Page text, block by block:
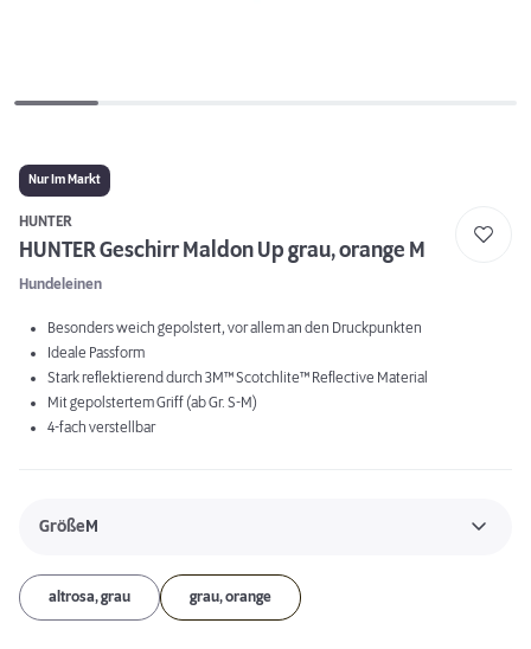
Nur Im Markt
HUNTER
HUNTER Geschirr Maldon Up grau, orange M
Hundeleinen
Besonders weich gepolstert, vor allem an den Druckpunkten
Ideale Passform
Stark reflektierend durch 3M™ Scotchlite™ Reflective Material
Mit gepolstertem Griff (ab Gr. S-M)
4-fach verstellbar
GrößeM
altrosa, grau grau, orange